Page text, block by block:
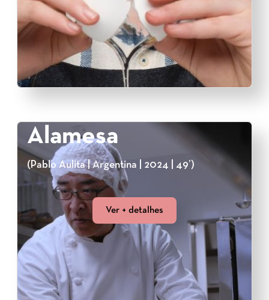
Alamesa
(Pablo Aulita | Argentina | 2024 | 49’)
Ver + detalhes